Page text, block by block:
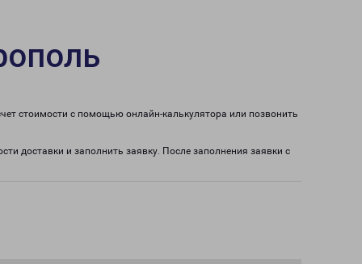
стоимости с помощью онлайн-калькулятора или позвонить
доставки и заполнить заявку. После заполнения заявки с